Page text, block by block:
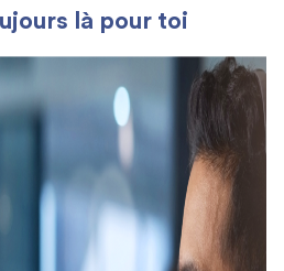
là pour toi